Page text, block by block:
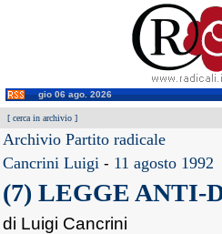
gio 06 ago. 2026
[ cerca in archivio ]
Archivio Partito radicale
Cancrini Luigi - 11 agosto 1992
(7) LEGGE ANTI-
di Luigi Cancrini